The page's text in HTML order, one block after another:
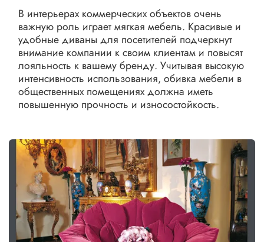
В интерьерах коммерческих объектов очень
важную роль играет мягкая мебель. Красивые и
удобные диваны для посетителей подчеркнут
внимание компании к своим клиентам и повысят
лояльность к вашему бренду. Учитывая высокую
интенсивность использования, обивка мебели в
общественных помещениях должна иметь
повышенную прочность и износостойкость.